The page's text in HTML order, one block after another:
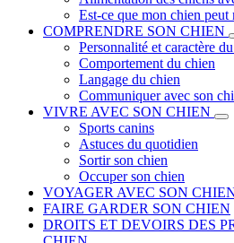
Est-ce que mon chien peut
COMPRENDRE SON CHIEN
Personnalité et caractère
Comportement du chien
Langage du chien
Communiquer avec son
VIVRE AVEC SON CHIEN
Sports canins
Astuces du quotidien
Sortir son chien
Occuper son chien
VOYAGER AVEC SON
FAIRE GARDER SON CHIEN
DROITS ET DEVOIRS DES